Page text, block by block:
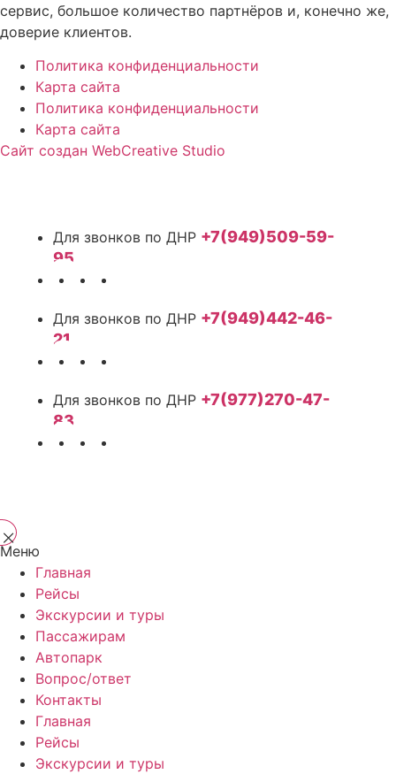
сервис, большое количество партнёров и, конечно же,
доверие клиентов.
Политика конфиденциальности
Карта сайта
Политика конфиденциальности
Карта сайта
Сайт создан WebCreative Studio
+7(949)509-59-
95
+7(949)442-46-
21
+7(977)270-47-
83
Меню
Главная
Рейсы
Экскурсии и туры
Пассажирам
Автопарк
Вопрос/ответ
Контакты
Главная
Рейсы
Экскурсии и туры